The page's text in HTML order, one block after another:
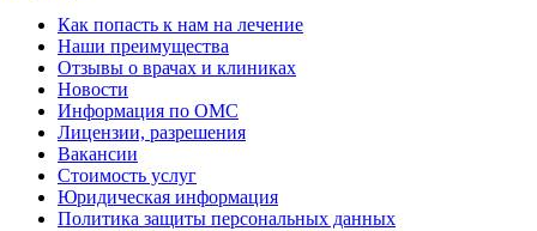
Как попасть к нам на лечение
Наши преимущества
Отзывы о врачах и клиниках
Новости
Информация по ОМС
Лицензии, разрешения
Вакансии
Стоимость услуг
Юридическая информация
Политика защиты персональных данных